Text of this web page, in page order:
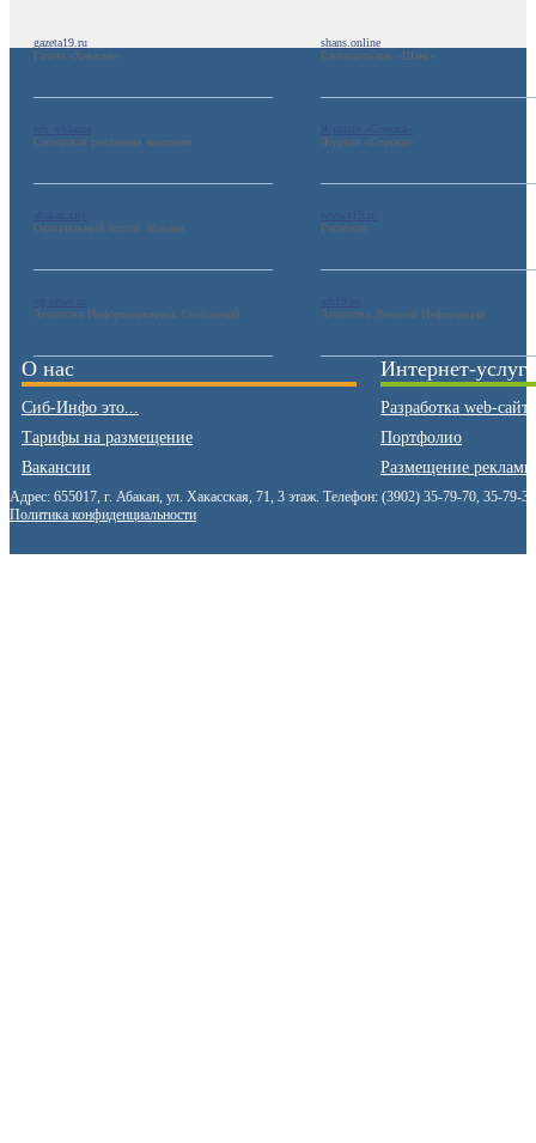
gazeta19.ru
Газета «Хакасия»
shans.online
Еженедельник «Шанс»
Сибирская рекламная компания
Журнал «Сорока»
Официальный портал Абакана
Репаблик
Агентство Информационных Сообщений
Агентство Деловой Информации
О нас
Сиб-Инфо это...
Тарифы на размещение
Вакансии
Интернет-
Разработка web-
Портфолио
Размещение рекламы
Адрес: 655017, г. Абакан, ул. Хакасская, 71, 3 этаж. Телефон: (3902) 35-79-70, 35-79-
Политика конфиденциальности